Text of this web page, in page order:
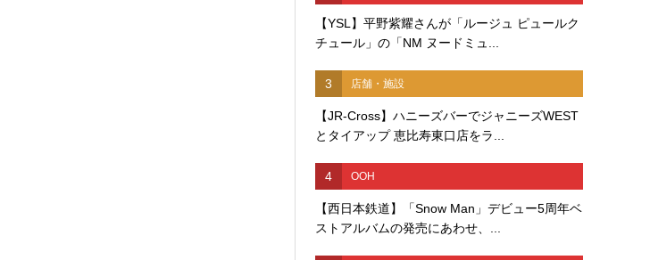
【YSL】平野紫耀さんが「ルージュ ピュールク
チュール」の「NM ヌードミュ...
3 店舗・施設
【JR-Cross】ハニーズバーでジャニーズWEST
とタイアップ 恵比寿東口店をラ...
4 OOH
【西日本鉄道】「Snow Man」デビュー5周年ベ
ストアルバムの発売にあわせ、...